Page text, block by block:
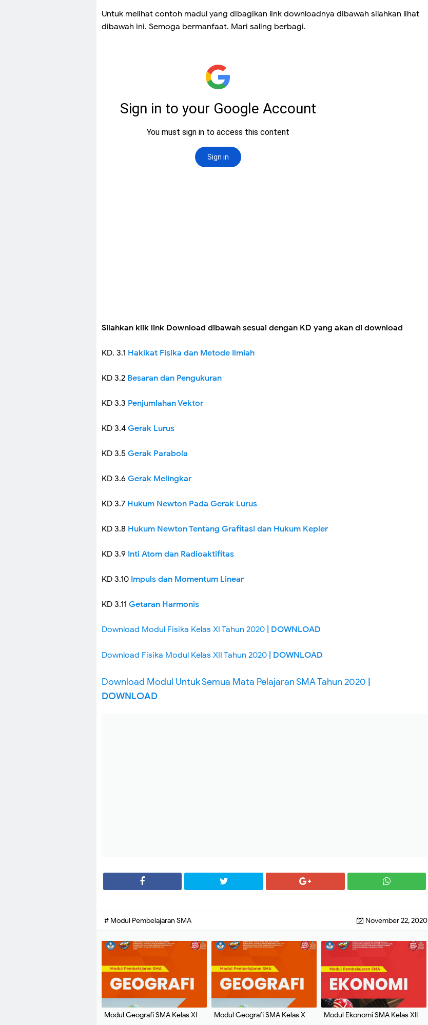
Untuk melihat contoh madul yang dibagikan link downloadnya dibawah silahkan lihat
dibawah ini. Semoga bermanfaat. Mari saling berbagi.
Silahkan klik link Download dibawah sesuai dengan KD yang akan di download
KD. 3.1 Hakikat Fisika dan Metode Ilmiah
KD 3.2 Besaran dan Pengukuran
KD 3.3 Penjumlahan Vektor
KD 3.4 Gerak Lurus
KD 3.5 Gerak Parabola
KD 3.6 Gerak Melingkar
KD 3.7 Hukum Newton Pada Gerak Lurus
KD 3.8 Hukum Newton Tentang Grafitasi dan Hukum Kepler
KD 3.9 Inti Atom dan Radioaktifitas
KD 3.10 Impuls dan Momentum Linear
KD 3.11 Getaran Harmonis
Download Modul Fisika Kelas XI Tahun 2020 | DOWNLOAD
Download Fisika Modul Kelas XII Tahun 2020 | DOWNLOAD
Download Modul Untuk Semua Mata Pelajaran SMA Tahun 2020
DOWNLOAD
# Modul Pembelajaran SMA November 22, 2020
Modul Geografi SMA Kelas XI
Modul Geografi SMA Kelas X
Modul Ekonomi SMA Kelas XII